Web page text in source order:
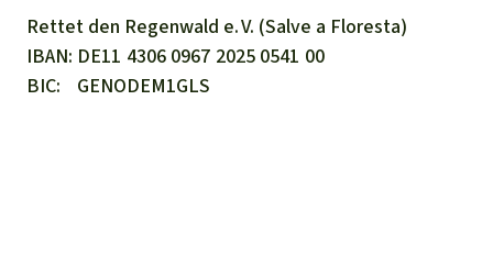
Rettet den Regenwald e. V. (Salve a Floresta)
IBAN DE11 4306 0967 2025 0541 00
BIC
GENODEM1GLS